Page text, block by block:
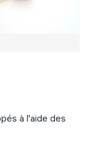
à l'aide des